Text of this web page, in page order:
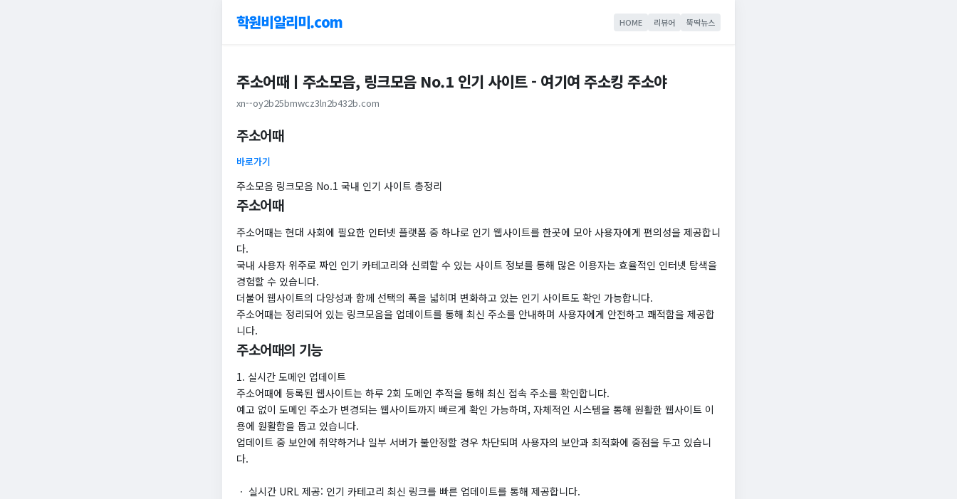
학원비알리미.com HOME 리뷰어 뚝딱뉴스
주소어때ㅣ주소모음, 링크모음 No.1 인기 사이트 - 여기여 주소킹 주소야
xn--oy2b25bmwcz3ln2b432b.com
주소어때
바로가기
주소모음 링크모음 No.1 국내 인기 사이트 총정리
주소어때
주소어때는 현대 사회에 필요한 인터넷 플랫폼 중 하나로 인기 웹사이트를 한곳에 모아 사용자에게 편의성을 제공합니
다.
국내 사용자 위주로 짜인 인기 카테고리와 신뢰할 수 있는 사이트 정보를 통해 많은 이용자는 효율적인 인터넷 탐색을
경험할 수 있습니다.
​더불어 웹사이트의 다양성과 함께 선택의 폭을 넓히며 변화하고 있는 인기 사이트도 확인 가능합니다.
주소어때는 정리되어 있는 링크모음을 업데이트를 통해 최신 주소를 안내하며 사용자에게 안전하고 쾌적함을 제공합
니다.
주소어때의 기능
1. 실시간 도메인 업데이트
​주소어때에 등록된 웹사이트는 하루 2회 도메인 추적을 통해 최신 접속 주소를 확인합니다.
예고 없이 도메인 주소가 변경되는 웹사이트까지 빠르게 확인 가능하며, 자체적인 시스템을 통해 원활한 웹사이트 이
용에 원활함을 돕고 있습니다.
업데이트 중 보안에 취약하거나 일부 서버가 불안정할 경우 차단되며 사용자의 보안과 최적화에 중점을 두고 있습니
다.
ㆍ 실시간 URL 제공: 인기 카테고리 최신 링크를 빠른 업데이트를 통해 제공합니다.